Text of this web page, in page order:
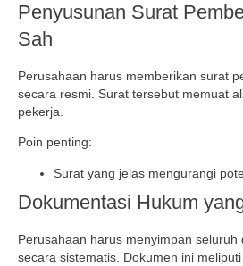
Penyusunan Surat
Sah
Perusahaan harus memberikan surat
secara resmi. Surat tersebut memuat
pekerja.
Poin penting:
Surat yang jelas mengurangi
Dokumentasi Hukum
Perusahaan harus menyimpan seluruh
secara sistematis. Dokumen ini